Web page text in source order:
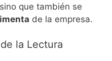
que también se
de la empresa.
la Lectura